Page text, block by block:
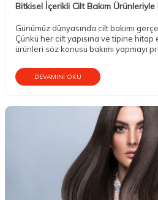
Bitkisel İçerikli Cilt Bakım Ürünleriyle
Günümüz dünyasında cilt bakımı
Çünkü her cilt yapısına ve tipine hitap
ürünleri söz konusu bakımı yapmayı
DEVAMINI OKU